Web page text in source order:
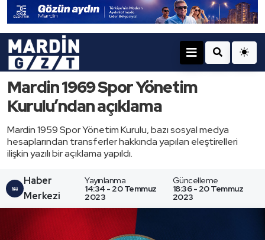
Mardin 1969 Spor Yönetim
Kurulu’ndan açıklama
Mardin 1959 Spor Yönetim Kurulu, bazı sosyal medya
hesaplarından transferler hakkında yapılan eleştirelleri
ilişkin yazılı bir açıklama yapıldı.
Haber
Merkezi
Yayınlanma
14:34 - 20 Temmuz
2023
Güncelleme
18:36 - 20 Temmuz
2023